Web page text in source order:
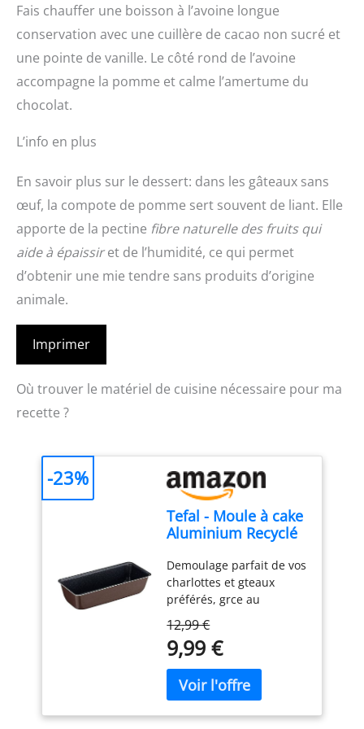
Fais chauffer une boisson à l’avoine longue
conservation avec une cuillère de cacao non sucré et
une pointe de vanille. Le côté rond de l’avoine
accompagne la pomme et calme l’amertume du
chocolat.
L’info en plus
En savoir plus sur le dessert: dans les gâteaux sans
œuf, la compote de pomme sert souvent de liant. Elle
apporte de la pectine fibre naturelle des fruits qui
aide à épaissiret de l’humidité, ce qui permet
d’obtenir une mie tendre sans produits d’origine
animale.
Imprimer
Où trouver le matériel de cuisine nécessaire pour ma
recette ?
Tefal - Moule à cake
Aluminium Recyclé
Chocolat - 28 cm
Demoulage parfait de vos
charlottes et gteaux
préférés, grce au
exclusif de ce moule
Haute resistance et
durabilite : Ce moule à
gteau est fabriqué en
aluminium 100 pourcent
recyclé, 2 fois plus
12,99 €
9,99 €
-23%